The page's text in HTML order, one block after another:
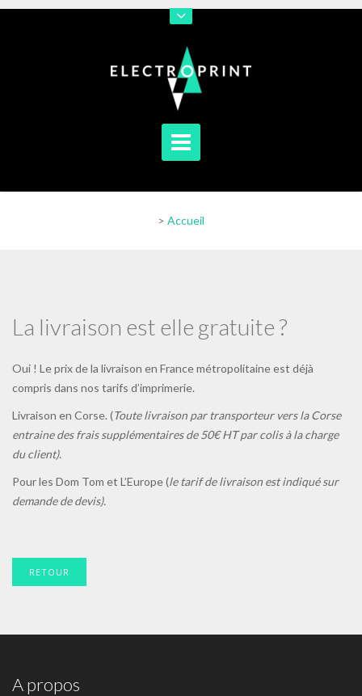
> Accueil
La livraison est elle gratuite ?
Oui ! Le prix de la livraison en France métropolitaine est déjà
compris dans nos tarifs d’imprimerie.
Livraison en Corse. (Toute livraison par transporteur vers la Corse
entraine des frais supplémentaires de 50€ HT par colis à la charge
du client).
Pour les Dom Tom et L’Europe (le tarif de livraison est indiqué sur
demande de devis).
RETOUR
A propos
En poursuivant votre navigation sur notre site vous acceptez
[En savoir plus]